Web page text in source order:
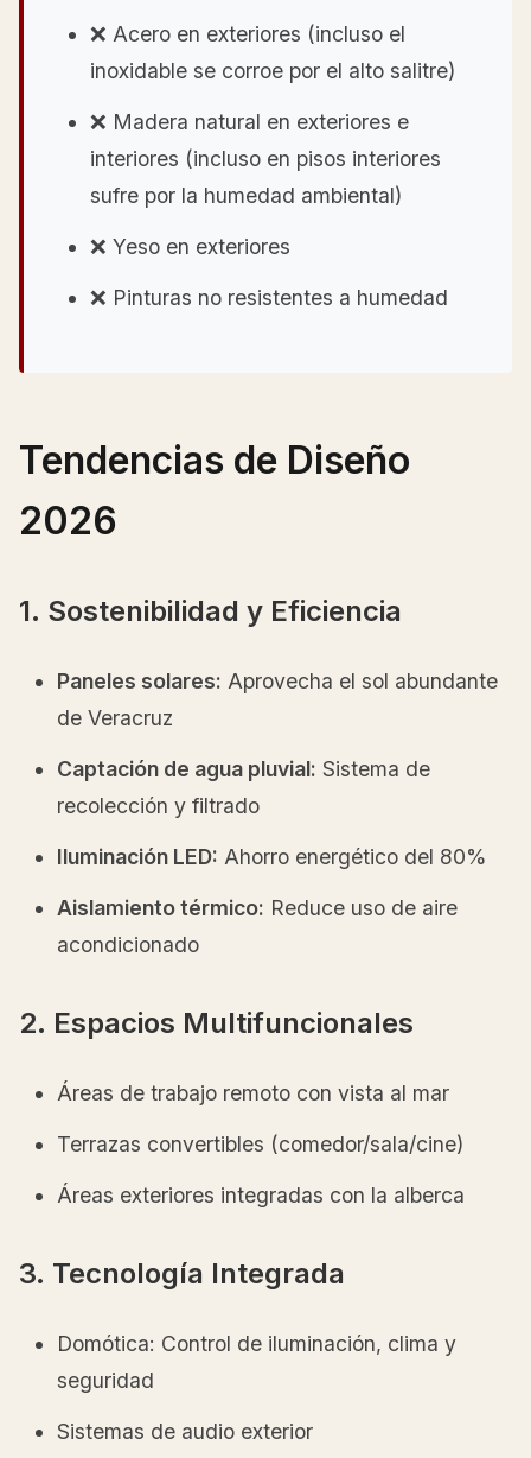
❌ Acero en exteriores (incluso el
inoxidable se corroe por el alto salitre)
❌ Madera natural en exteriores e
interiores (incluso en pisos interiores
sufre por la humedad ambiental)
❌ Yeso en exteriores
❌ Pinturas no resistentes a humedad
Tendencias de Diseño
2026
1. Sostenibilidad y Eficiencia
Paneles solares: Aprovecha el sol abundante
de Veracruz
Captación de agua pluvial: Sistema de
recolección y filtrado
Iluminación LED: Ahorro energético del 80%
Aislamiento térmico: Reduce uso de aire
acondicionado
2. Espacios Multifuncionales
Áreas de trabajo remoto con vista al mar
Terrazas convertibles (comedor/sala/cine)
Áreas exteriores integradas con la alberca
3. Tecnología Integrada
Domótica: Control de iluminación, clima y
seguridad
Sistemas de audio exterior